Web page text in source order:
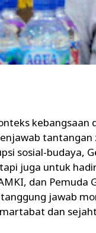
tantangan
sosial-budaya,
juga untuk
dan
jawab
dan